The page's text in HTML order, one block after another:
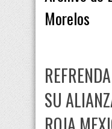
Morelos
SU